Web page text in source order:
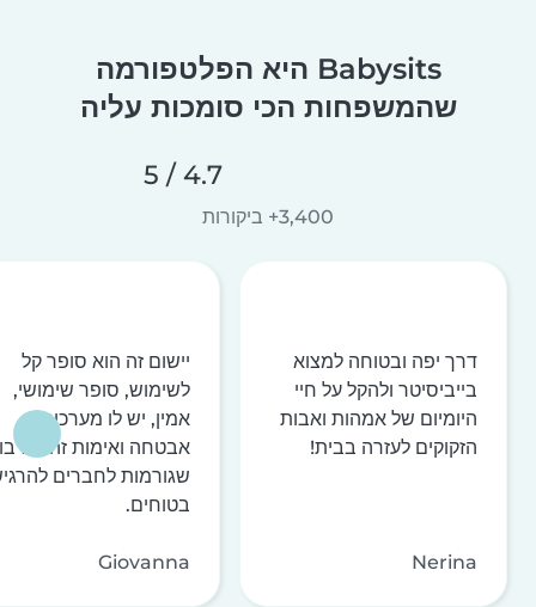
Babysits היא הפלטפורמה
שהמשפחות הכי סומכות עליה
4.7 / 5
3,400+ ביקורות
דרך יפה ובטוחה למצוא
בייביסיטר ולהקל על חיי
היומיום של אמהות ואבות
הזקוקים לעזרה בבית!
Nerina
יישום זה הוא סופר קל
לשימוש, סופר שימושי,
אמין, יש לו מערכות
אבטחה ואימות זהות
שגורמות לחברים
בטוחים.
Giovanna